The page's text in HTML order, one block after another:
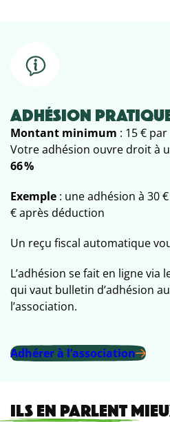
ADHÉSION
Montant minimum : 15 € par
Votre adhésion ouvre droit à
66 %
Exemple : une adhésion à 30
€ après déduction
Un reçu fiscal automatique
L’adhésion se fait en ligne via
qui vaut bulletin d’adhésion
l’association.
Adhérer à l’association
ILS EN PARLENT